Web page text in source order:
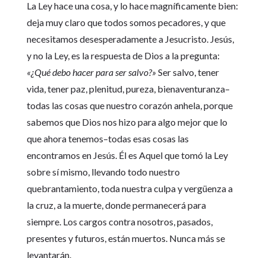
La Ley hace una cosa, y lo hace magníficamente bien:
deja muy claro que todos somos pecadores, y que
necesitamos desesperadamente a Jesucristo. Jesús,
y no la Ley, es la respuesta de Dios a la pregunta:
«¿Qué debo hacer para ser salvo?» Ser salvo, tener
vida, tener paz, plenitud, pureza, bienaventuranza–
todas las cosas que nuestro corazón anhela, porque
sabemos que Dios nos hizo para algo mejor que lo
que ahora tenemos–todas esas cosas las
encontramos en Jesús. Él es Aquel que tomó la Ley
sobre sí mismo, llevando todo nuestro
quebrantamiento, toda nuestra culpa y vergüenza a
la cruz, a la muerte, donde permanecerá para
siempre. Los cargos contra nosotros, pasados,
presentes y futuros, están muertos. Nunca más se
levantarán.